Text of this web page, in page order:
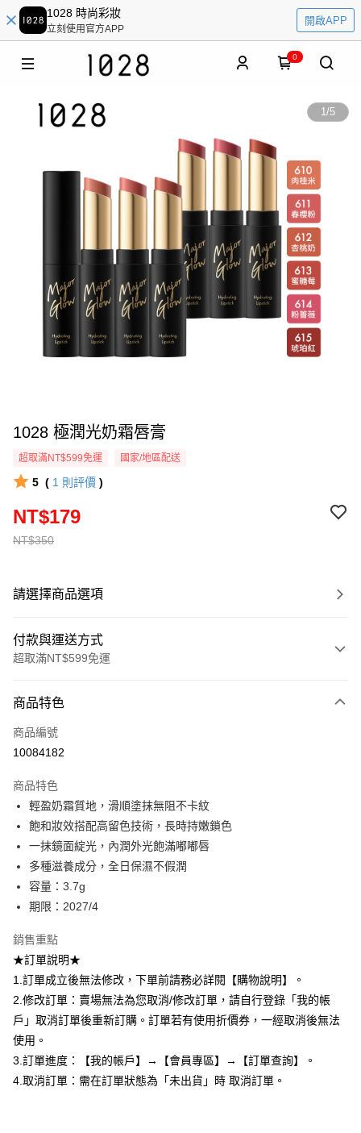
1028 時尚彩妝
立刻使用官方APP
開啟APP
0
1/5
1028 極潤光奶霜唇膏
超取滿NT$599免運 國家/地區配送
5 ( 1 則評價 )
NT$350
NT$179
請選擇商品選項
付款與運送方式
超取滿NT$599免運
信用卡一次付款
超商取貨付款
Apple Pay
悠遊付
Google Pay
全盈+PAY
相關說明
【關於「AFTEE先享後付」】
AFTEE先享後付是「在收到商品之後才付款」的支付方式。 讓您購物簡單
便利好安心！
１．簡單：不需註冊會員、不需綁卡、不需儲值。
２．便利：只要手機號碼，簡訊認證，即可結帳。
【「AFTEE先享後付」結帳流程】
１．於結帳方式選擇「AFTEE先享後付」後，將跳轉至「AFTEE先享後付」
結帳頁面，進行簡訊認證並確認金額後，即可完成結帳。
全家取貨付款
每筆NT$80，滿NT$599(含以上)免運費
付款後全家取貨
商品特色
商品編號
10084182
商品特色
輕盈奶霜質地，滑順塗抹無阻不卡紋
飽和妝效搭配高留色技術，長時持嫩鎖色
一抹鏡面綻光，內潤外光飽滿嘟嘟唇
多種滋養成分，全日保濕不假潤
容量：3.7g
期限：2027/4
銷售重點
★訂單說明★
1.訂單成立後無法修改，下單前請務必詳閱【購物說明】。
2.修改訂單：賣場無法為您取消/修改訂單，請自行登錄「我的帳
戶」取消訂單後重新訂購。訂單若有使用折價券，一經取消後無法
使用。
3.訂單進度：【我的帳戶】→【會員專區】→【訂單查詢】。
4.取消訂單：需在訂單狀態為「未出貨」時 取消訂單。